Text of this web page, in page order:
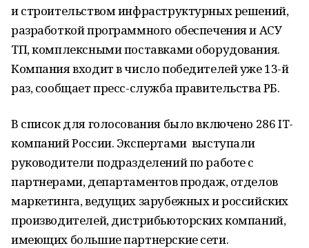
и строительством инфраструктурных решений,
разработкой программного обеспечения и АСУ
ТП, комплексными поставками оборудования.
Компания входит в число победителей уже 13-й
раз, сообщает пресс-служба правительства РБ.
В список для голосования было включено 286 IT-
компаний России. Экспертами выступали
руководители подразделений по работе с
партнерами, департаментов продаж, отделов
маркетинга, ведущих зарубежных и российских
производителей, дистрибьюторских компаний,
имеющих большие партнерские сети.